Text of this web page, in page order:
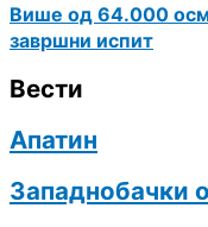
Више од 64.000
завршни испит
Вести
Апатин
Западнобачки